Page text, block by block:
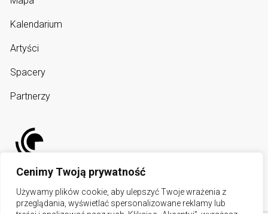
Cenimy Twoją prywatność
Używamy plików cookie, aby ulepszyć Twoje wrażenia z
przeglądania, wyświetlać spersonalizowane reklamy lub
Kalendarium
Artyści
Spacery
Partnerzy